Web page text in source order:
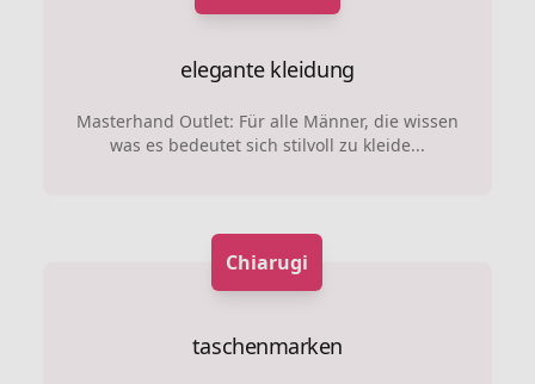
elegante kleidung
Masterhand Outlet: Für alle Männer, die wissen
was es bedeutet sich stilvoll zu kleide...
Chiarugi
taschenmarken